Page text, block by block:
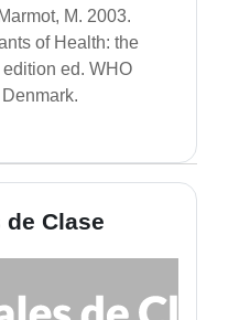
M. 2003.
of Health: the
ed. WHO
de Clase